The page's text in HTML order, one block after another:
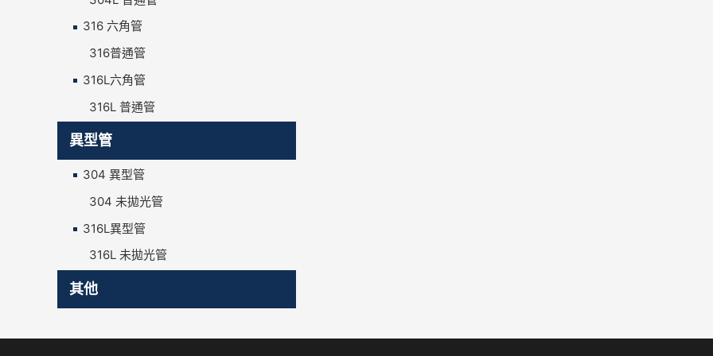
316 六角管
316普通管
316L六角管
316L 普通管
異型管
304 異型管
304 未拋光管
316L異型管
316L 未拋光管
其他